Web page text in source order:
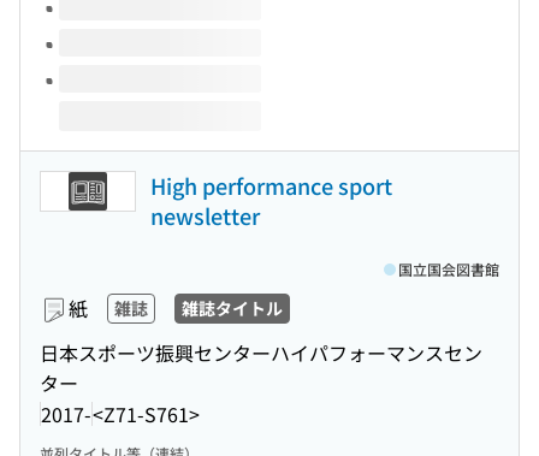
High performance sport
newsletter
紙 雑誌 雑誌タイトル
日本スポーツ振興センターハイパフォーマンスセン
ター
2017-<Z71-S761>
国立国会図書館